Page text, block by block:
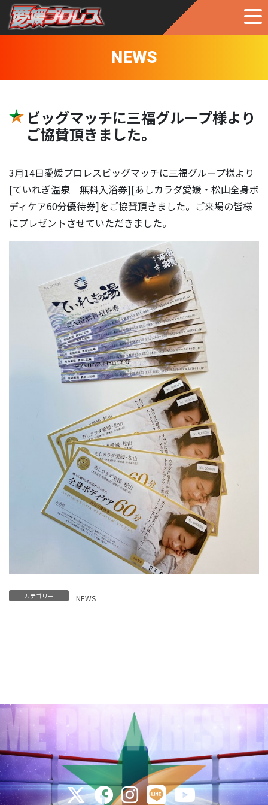
NEWS
ビッグマッチに三福グループ様より
ご協賛頂きました。
3月14日愛媛プロレスビッグマッチに三福グループ様より
[ていれぎ温泉 無料入浴券][あしカラダ愛媛・松山全身ボ
ディケア60分優待券]をご協賛頂きました。ご来場の皆様
にプレゼントさせていただきました。
カテゴリー NEWS